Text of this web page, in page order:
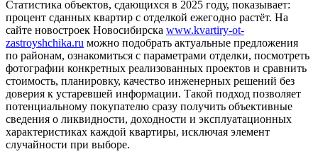
Статистика объектов, сдающихся в 2025 году, показывает:
процент сданных квартир с отделкой ежегодно растёт. На
сайте новостроек Новосибирска www.kvartiry-ot-
zastroyshchika.ru можно подобрать актуальные предложения
по районам, ознакомиться с параметрами отделки, посмотреть
фотографии конкретных реализованных проектов и сравнить
стоимость, планировку, качество инженерных решений без
доверия к устаревшей информации. Такой подход позволяет
потенциальному покупателю сразу получить объективные
сведения о ликвидности, доходности и эксплуатационных
характеристиках каждой квартиры, исключая элемент
случайности при выборе.